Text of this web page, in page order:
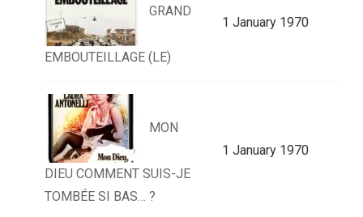
GRAND
EMBOUTEILLAGE (LE)
1 January 1970
MON
DIEU COMMENT SUIS-JE
TOMBÉE SI BAS… ?
1 January 1970